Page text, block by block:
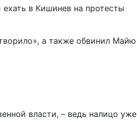
в Кишинев на протесты
а также обвинил Майю
власти, – ведь налицо уже